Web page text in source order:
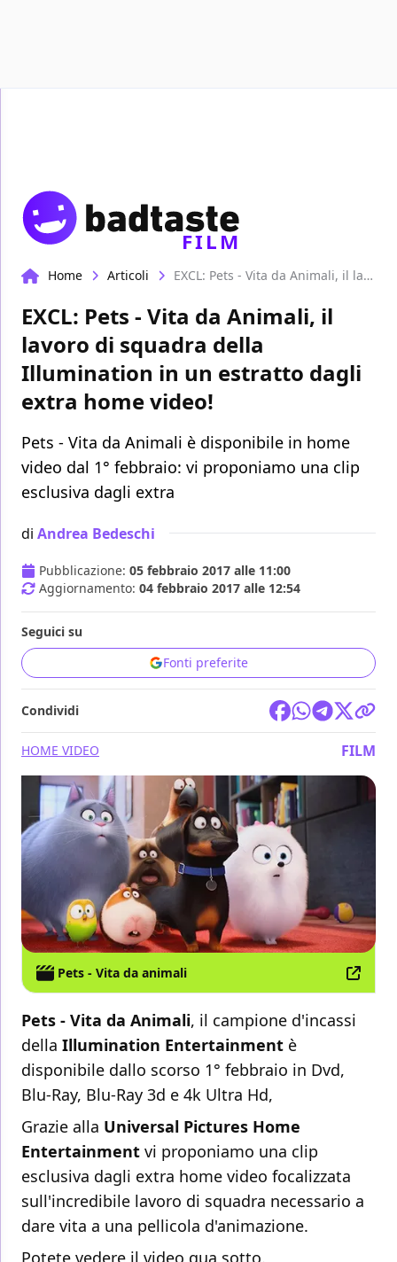
FILM
Home Articoli EXCL: Pets - Vita da Animali, il lavoro di squadra della Illumination in un estratto dagli extra home video!
EXCL: Pets - Vita da Animali, il
lavoro di squadra della
Illumination in un estratto dagli
extra home video!
Pets - Vita da Animali è disponibile in home
video dal 1° febbraio: vi proponiamo una clip
esclusiva dagli extra
di Andrea Bedeschi
Pubblicazione: 05 febbraio 2017 alle 11:00
Aggiornamento: 04 febbraio 2017 alle 12:54
Seguici su
Fonti preferite
Condividi
HOME VIDEO FILM
Pets - Vita da animali
Pets - Vita da Animali, il campione d'incassi
della Illumination Entertainment è
disponibile dallo scorso 1° febbraio in Dvd,
Blu-Ray, Blu-Ray 3d e 4k Ultra Hd,
Grazie alla Universal Pictures Home
Entertainment vi proponiamo una clip
esclusiva dagli extra home video focalizzata
sull'incredibile lavoro di squadra necessario a
dare vita a una pellicola d'animazione.